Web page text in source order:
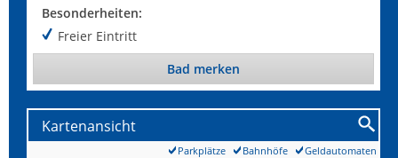
Besonderheiten:
Freier Eintritt
Bad merken
Kartenansicht
Geldautomaten
Bahnhöfe
Parkplätze